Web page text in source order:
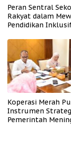
Peran Sentral
Rakyat dalam
Pendidikan
Koperasi Merah
Instrumen
Pemerintah